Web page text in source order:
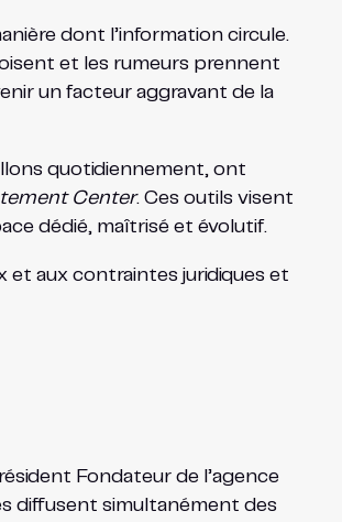
dont l’information circule.
et les rumeurs prennent
un facteur aggravant de la
quotidiennement, ont
Center. Ces outils visent
dédié, maîtrisé et évolutif.
et aux contraintes juridiques et
Fondateur de l’agence
diffusent simultanément des